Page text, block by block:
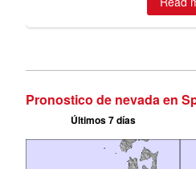
Pronostico de nevada en
Últimos 7 días